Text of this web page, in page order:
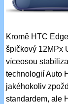
Kromě HTC
špičkový 12MPx
víceosou
technologií Auto
jakéhokoliv
standardem, ale